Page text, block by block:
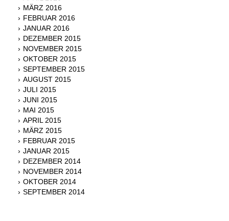
MÄRZ 2016
FEBRUAR 2016
JANUAR 2016
DEZEMBER 2015
NOVEMBER 2015
OKTOBER 2015
SEPTEMBER 2015
AUGUST 2015
JULI 2015
JUNI 2015
MAI 2015
APRIL 2015
MÄRZ 2015
FEBRUAR 2015
JANUAR 2015
DEZEMBER 2014
NOVEMBER 2014
OKTOBER 2014
SEPTEMBER 2014